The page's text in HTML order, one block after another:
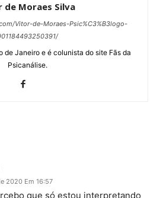
de Moraes Silva
Vitor-de-Moraes-Psic%C3%B3logo-
de Janeiro e é colunista do site Fãs da
Psicanálise.
2020 Em 16:57
que só estou interpretando